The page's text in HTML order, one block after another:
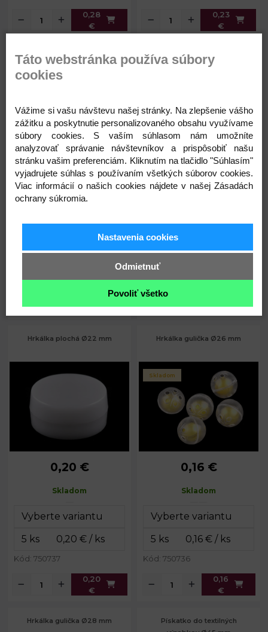
0,28
€
0,23
€
Hrací strojček uspávanka -
Rozmery:
5,3 x 4,6 x 3,2
cm
3,38 €
€
Pískatko do textilných
výrobkov Ø25 mm
Priemer:
25 mm
0,25 €
€
Hrkálka plochá Ø22 mm
Priemer:
22 mm
0,20 €
Skladom
Kód: 750737
0,20
€
Hrkálka gulička Ø26 mm
Priemer: 26 mm
Skladom
0,16 €
Skladom
Kód: 750736
0,16
€
Hrkálka gulička Ø28 mm
Pískatko do textilných
Táto webstránka používa súbory
cookies
Vážime si vašu návštevu našej stránky. Na zlepšenie vášho
zážitku a poskytnutie personalizovaného obsahu využívame
súbory cookies. S vaším súhlasom nám umožníte
analyzovať správanie návštevníkov a prispôsobiť našu
stránku vašim preferenciám. Kliknutím na tlačidlo "Súhlasím"
vyjadrujete súhlas s používaním všetkých súborov cookies.
Viac informácií o našich cookies nájdete v našej Zásadách
ochrany súkromia.
Nastavenia cookies
Odmietnuť
Povoliť všetko